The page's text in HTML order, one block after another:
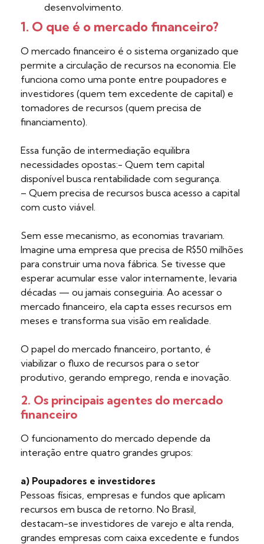
desenvolvimento.
1. O que é o mercado financeiro?
O mercado financeiro é o sistema organizado que
permite a circulação de recursos na economia. Ele
funciona como uma ponte entre poupadores e
investidores (quem tem excedente de capital) e
tomadores de recursos (quem precisa de
financiamento).
Essa função de intermediação equilibra
necessidades opostas:- Quem tem capital
disponível busca rentabilidade com segurança.
– Quem precisa de recursos busca acesso a capital
com custo viável.
Sem esse mecanismo, as economias travariam.
Imagine uma empresa que precisa de R$50 milhões
para construir uma nova fábrica. Se tivesse que
esperar acumular esse valor internamente, levaria
décadas — ou jamais conseguiria. Ao acessar o
mercado financeiro, ela capta esses recursos em
meses e transforma sua visão em realidade.
O papel do mercado financeiro, portanto, é
viabilizar o fluxo de recursos para o setor
produtivo, gerando emprego, renda e inovação.
2. Os principais agentes do mercado
financeiro
O funcionamento do mercado depende da
interação entre quatro grandes grupos:
a) Poupadores e investidores
Pessoas físicas, empresas e fundos que aplicam
recursos em busca de retorno. No Brasil,
destacam-se investidores de varejo e alta renda,
grandes empresas com caixa excedente e fundos